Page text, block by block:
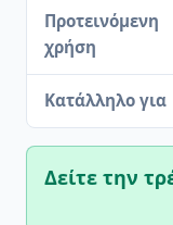
Προτεινόμενη
χρήση
Κατάλληλο για
Δείτε την